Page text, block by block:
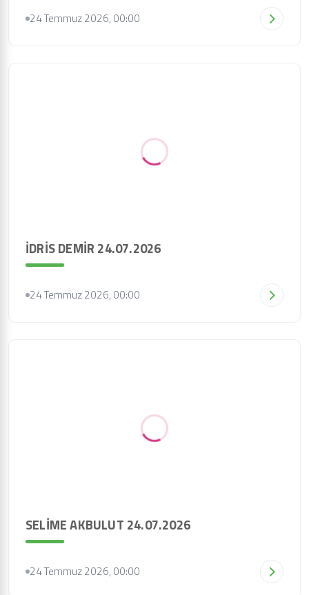
24 Temmuz 2026, 00:00
İDRİS DEMİR 24.07.2026
24 Temmuz 2026, 00:00
SELİME AKBULUT 24.07.2026
24 Temmuz 2026, 00:00